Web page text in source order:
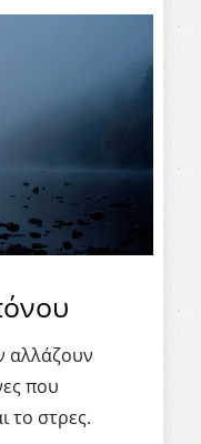
αλλάζουν
που
το στρες.